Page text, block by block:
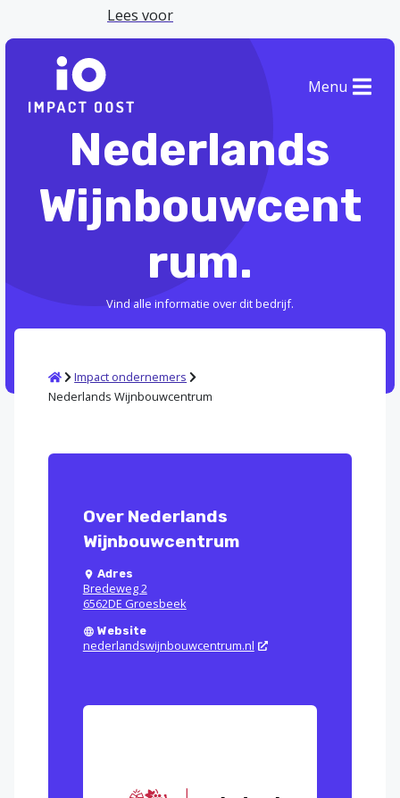
Lees voor
Menu
Nederlands
Wijnbouwcent
rum.
Vind alle informatie over dit bedrijf.
HomeImpact ondernemers
Nederlands Wijnbouwcentrum
Over Nederlands
Wijnbouwcentrum
Adres
Bredeweg 2
6562DE Groesbeek
Website
nederlandswijnbouwcentrum.nl